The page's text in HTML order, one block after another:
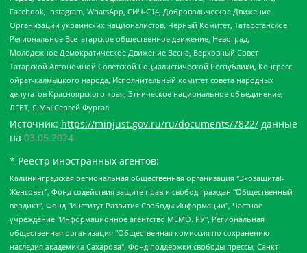
Facebook, Instagram, WhatsApp, СИЧ-С14, Добровольческое Движение
Организации украинских националистов, Черный Комитет, Татарстанское
Региональное Всетатарское общественное движение, Невоград,
Молодежное Демократическое Движение Весна, Верховный Совет
Татарской Автономной Советской Социалистической Республики, Конгресс
ойрат-калмыцкого народа, Исполнительный комитет совета народных
депутатов Красноярского края, Этническое национальное объединение,
ЛГБТ, Я.МЫ Сергей Фургал
Источник: https://minjust.gov.ru/ru/documents/7822/ данные
на 03.05.2024
* Реестр иностранных агентов:
Калининградская региональная общественная организация "Экозащита!-Женсовет", Фонд содействия защите прав и свобод граждан "Общественный вердикт", Фонд "Институт Развития Свободы Информации", Частное учреждение "Информационное агентство МЕМО. РУ", Региональная общественная организация "Общественная комиссия по сохранению наследия академика Сахарова", Фонд поддержки свободы прессы, Санкт-Петербургская общественная правозащитная организация "Гражданский контроль", Межрегиональная общественная организация "Информационно-просветительский центр "Мемориал", Региональный Фонд "Центр Защиты Прав Средств Массовой Информации", с 05.12.2023 Фонд "Центр Защиты Прав Средств массовой информации", Региональная общественная благотворительная организация помощи беженцам и мигрантам "Гражданское содействие", Негосударственное образовательное учреждение дополнительного профессионального образования (повышение квалификации) специалистов "АКАДЕМИЯ ПО ПРАВАМ ЧЕЛОВЕКА", Свердловская региональная общественная организация "Сутяжник", Автономная некоммерческая организация "Центр независимых социологических исследований", Союз общественных объединений "Российский исследовательский центр по правам человека", Региональное общественное учреждение научно-информационный центр "МЕМОРИАЛ", Некоммерческая организация "Фонд защиты гласности", Автономная некоммерческая организация "Институт прав человека", Городская общественная организация "Екатеринбургское общество "МЕМОРИАЛ", Городская общественная организация "Рязанское историко-просветительское и правозащитное общество "Мемориал" (Рязанский Мемориал), Челябинский региональный орган общественной самодеятельности – женское общественное объединение "Женщины Евразии", Челябинский региональный орган общественной самодеятельности "Уральская правозащитная группа", Фонд содействия защите здоровья и социальной справедливости имени Андрея Рылькова, Автономная Некоммерческая Организация "Аналитический Центр Юрия Левады", Автономная некоммерческая организация социальной поддержки населения "Проект Апрель", Региональная общественная организация помощи женщинам и детям, находящимся в кризисной ситуации "Информационно-методический центр "Анна", Фонд содействия развитию массовых коммуникаций и правовому просвещению "Так-так-Так", Фонд содействия устойчивому развитию "Серебряная тайга", Свердловский региональный общественный фонд социальных проектов "Новое время", "Idel.Реалии", Кавказ.Реалии, Крым.Реалии, Телеканал Настоящее Время, Татаро-башкирская служба Радио Свобода (Azatliq Radiosi), Радио Свободная Европа/Радио Свобода (PCE/PC), "Сибирь.Реалии", "Фактограф", Благотворительный фонд помощи осужденным и их семьям, Автономная некоммерческая организация "Институт глобализации и социальных движений", Фонд "В защиту прав заключенных", Частное учреждение "Центр поддержки и содействия развитию средств массовой информации", Пензенский региональный общественный благотворительный фонд "Гражданский союз", "Север.Реалии", Некоммерческая организация Фонд "Правовая инициатива", Общество с ограниченной ответственностью "Радио Свободная Европа/Радио Свобода", Чешское информационное агентство "MEDIUM-ORIENT", Красноярская региональная общественная организация "Мы против СПИДа", Камалягин Денис Николаевич, Маркелов Сергей Евгеньевич, Пономарев Лев Александрович, Савицкая Людмила Алексеевна, Автономная некоммерческая организация "Центр по работе с проблемой насилия "НАСИЛИЮ.НЕТ", Межрегиональный профессиональный союз работников здравоохранения "Альянс врачей", Юридическое лицо, зарегистрированное в Латвийской Республике, SIA "Medusa Project" (регистрационный номер 40103797863, дата регистрации 10.06.2014), Некоммерческая организация "Фонд по борьбе с коррупцией", Автономная некоммерческая организация "Институт права и публичной политики", Баданин Роман Сергеевич, Гликин Максим Александрович, Железнова Мария Михайловна, Лукьянова Юлия Сергеевна, Маетная Елизавета Витальевна, Маняхин Петр Борисович, Чуракова Ольга Владимировна, Ярош Юлия Петровна, Юридическое лицо "The Insider SIA", зарегистрированное в Риге, Латвийская Республика (дата регистрации 26.06.2015), являющееся администратором доменного имени интернет-издания "The Insider SIA", https://theins.ru, Постернак Алексей Евгеньевич, Рубин Михаил Аркадьевич, Анин Роман Александрович, Юридическое лицо Istories fonds, зарегистрированное в Латвийской Республике (регистрационный номер 50008295751, дата регистрации 24.02.2020), Великовский Дмитрий Александрович, Долинина Ирина Николаевна, Мароховская Алеся Алексеевна, Шлейнов Роман Юрьевич, Шмагун Олеся Валентиновна, Общество с ограниченной ответственностью "Альтаир 2021", Общество с ограниченной ответственностью "Вега 2021", Общество с ограниченной ответственностью "Главный редактор 2021", Общество с ограниченной ответственностью "Ромашки монолит", Важенков Артем Валерьевич, Ивановская областная общественная организация "Центр гендерных исследований", Гурман Юрий Альбертович, Медиапроект "ОВД-Инфо", Егоров Владимир Владимирович, Жилинский Владимир Александрович, Общество с ограниченной ответственностью "ЗП", Иванова София Юрьевна, Карезина Инна Павловна, Кильтау Екатерина Викторовна, Петров Алексей Викторович, Пискунов Сергей Евгеньевич, Смирнов Сергей Сергеевич, Тихонов Михаил Сергеевич, Общество с ограниченной ответственностью "ЖУРНАЛИСТ-ИНОСТРАННЫЙ АГЕНТ", Арапова Галина Юрьевна, Вольтская Татьяна Анатольевна, Американская компания "Mason G.E.S. Anonymous Foundation" (США), являющаяся владельцем интернет-издания https://mnews.world/, Компания "Stichting Bellingcat", зарегистрированная в Нидерландах (дата регистрации 11.07.2018), Захаров Андрей Вячеславович, Клепиковская Екатерина Дмитриевна, Общество с ограниченной ответственностью "МЕМО", Перл Роман Александрович, Симонов Евгений Алексеевич, Соловьева Елена Анатольевна, Сотников Даниил Владимирович, Сурначева Елизавета Дмитриевна, Автономная некоммерческая организация по защите прав человека и информированию населения "Якутия – Наше Мнение", Общество с ограниченной ответственностью "Москоу диджитал медиа", с 26.01.2023 Общество с ограниченной ответственностью "Чайка Белые сады", Ветошкина Валерия Валерьевна, Заговора Максим Александрович, Межрегиональное общественное движение "Российская ЛГБТ - сеть", Оленичев Максим Владимирович, Павлов Иван Юрьевич, Скворцова Елена Сергеевна, Общество с ограниченной ответственностью "Как бы инагент", Кочетков Игорь Викторович, Общество с ограниченной ответственностью "Честные выборы", Еланчик Олег Александрович, Общество с ограниченной ответственностью "Нобелевский призыв", Гималова Регина Эмилевна, Григорьев Андрей Валерьевич, Григорьева Алина Александровна, Ассоциация по содействию защите прав призывников, альтернативнослужащих и военнослужащих "Правозащитная группа "Гражданин.Армия.Право", Хисамова Регина Фаритовна, Автономная некоммерческая организация по реализации социально-правовых программ "Лилит", Дальневосточное общественное движение "Маяк", Санкт-Петербургская ЛГБТ-инициативная группа "Выход", Инициативная группа ЛГБТ+ "Реверс", Алексеев Андрей Викторович, Бекбулатова Таисия Львовна, Беляев Иван Михайлович, Владыкина Елена Сергеевна, Гельман Марат Александрович, Никульшина Вероника Юрьевна, Толоконникова Надежда Андреевна, Шендерович Виктор Анатольевич, Общество с ограниченной ответственностью "Данное сообщение", Общество с ограниченной ответственностью Издательский дом "Новая глава", Айнбиндер Александра Александровна, Московский комьюнити-центр для ЛГБТ+инициатив, Благотворительный фонд развития филантропии, Deutsche Welle (Германия, Kurt-Schumacher-Strasse 3, 53113 Bonn), Борзунова Мария Михайловна, Воробьев Виктор Викторович, Голубева Анна Львовна, Константинова Алла Михайловна, Малкова Ирина Владимировна, Мурадов Мурад Абдулгалимович, Осетинская Елизавета Николаевна, Понасенков Евгений Николаевич, Ганапольский Матвей Юрьевич, Киселев Евгений Алексеевич, Борухович Ирина Григорьевна, Дремин Иван Тимофеевич, Дубровский Дмитрий Викторович, Красноярская региональная общественная организация поддержки и развития альтернативных образовательных технологий и межкультурных коммуникаций "ИНТЕРРА", Маяковская Екатерина Алексеевна, Фейгин Марк Захарович, Филимонов Андрей Викторович, Дзугкоева Регина Николаевна, Доброхотов Роман Александрович, Дудь Юрий Александрович, Елкин Сергей Владимирович, Кругликов Кирилл Игоревич, Сабунаева Мария Леонидовна, Семенов Алексей Владимирович, Шаинян Карен Багратович, Шульман Екатерина Михайловна, Асафьев Артур Валерьевич, Вахштайн Виктор Семенович, Венедиктов Алексей Алексеевич, Лушникова Екатерина Евгеньевна, Волков Леонид Михайлович, Невзоров Александр Глебович, Пархоменко Сергей Борисович, Сироткин Ярослав Николаевич, Кара-Мурза Владимир Владимирович, Баранова Наталья Владимировна, Гозман Леонид Яковлевич, Кагарлицкий Борис Юльевич, Климарев Михаил Валерьевич, Милов Владимир Станиславович, Автономная некоммерческая организация Краснодарский центр современного искусства "Типография", Моргенштерн Алишер Тагирович, Соболь Любовь Эдуардовна, Общество с ограниченной ответственностью "ЛИЗА НОРМ", Каспаров Гарри Кимович, Ходорковский Михаил Борисович, Общество с ограниченной ответственностью "Апрельские тезисы", Данилович Ирина Брониславовна, Кашин Олег Владимирович, Петров Николай Владимирович, Пивоваров Алексей Владимирович, Соколов Михаил Владимирович, Цветкова Юлия Владимировна, Чичваркин Евгений Александрович, Комитет против пыток/Команда против пыток, Общество с ограниченной ответственностью "Первый научный", Общество с ограниченной ответственностью "Вертолет и ко", Белоцерковская Вероника Борисовна, Кац Максим Евгеньевич, Лазарева Татьяна Юрьевна, Шаведдинов Руслан Табризович, Яшин Илья Валерьевич, Общество с ограниченной ответственностью "Иноагент ААВ", Алешковский Дмитрий Петрович, Альбац Евгения Марковна, Быков Дмитрий Львович, Галямина Юлия Евгеньевна, Лойко Сергей Леонидович, Мартынов Кирилл Константинович, Медведев Сергей Александрович, Крашенинников Федор Геннадиевич, Гордеева Катерина Вл